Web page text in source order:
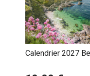
Calendrier 2027